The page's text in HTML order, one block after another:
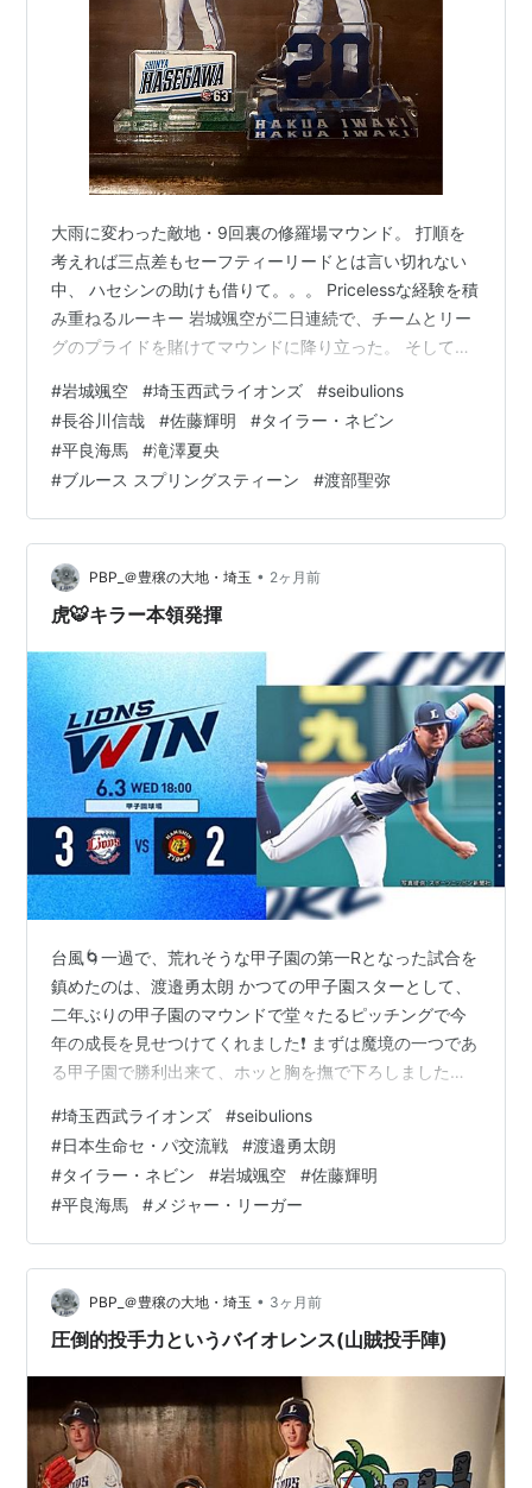
大雨に変わった敵地・9回裏の修羅場マウンド。 打順を
考えれば三点差もセーフティーリードとは言い切れない
中、 ハセシンの助けも借りて。。。 Pricelessな経験を積
み重ねるルーキー 岩城颯空が二日連続で、チームとリー
グのプライドを賭けてマウンドに降り立った。 そして最
てくれた。
https://x.com/DAZNJPNBaseball/status/20625062466
41500284/video/1? 途轍もない器量の大きさと胆力に恐
れ入った patriotorca617.hatenadiary.jp
patriotorca617.ha…
#岩城颯空 #埼玉西武ライオンズ #seibulions
#長谷川信哉 #佐藤輝明 #タイラー・ネビン
#平良海馬 #滝澤夏央
#ブルース スプリングスティーン #渡部聖弥
PBP_＠豊穣の大地・埼玉 • 2ヶ月前
虎🐯キラー本領発揮
台風🌀一過で、荒れそうな甲子園の第一Rとなった試合を
鎮めたのは、渡邉勇太朗 かつての甲子園スターとして、
二年ぶりの甲子園のマウンドで堂々たるピッチングで今
年の成長を見せつけてくれました❗️ まずは魔境の一つであ
る甲子園で勝利出来て、ホッと胸を撫で下ろしました。
点➖ 2024年 6回2/3 3失点 ⚫️ 段々よくなる法華の太鼓 🐯
さん退治名人となりつつある❓ (出所:スポーツ報知) 解説
の岩田さんが、球が強い強いと何度も繰り返してくれる
のが、我が事の様に嬉しく聞こえた。球威/球速不足が
云々され続けてきたナベUさんですが、事実、タ…
#埼玉西武ライオンズ #seibulions
#日本生命セ・パ交流戦 #渡邉勇太朗
#タイラー・ネビン #岩城颯空 #佐藤輝明
#平良海馬 # メジャー・リーガー
PBP_＠豊穣の大地・埼玉 • 3ヶ月前
圧倒的投手力というバイオレンス(山賊投手陣)